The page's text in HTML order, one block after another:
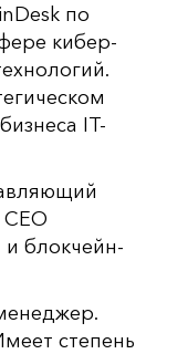
по
кибер-
IT-
блокчейн-
степень